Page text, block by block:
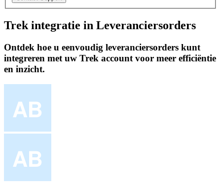
Trek integratie in Leveranciersorders
Ontdek hoe u eenvoudig leveranciersorders kunt
integreren met uw Trek account voor meer efficiëntie
en inzicht.